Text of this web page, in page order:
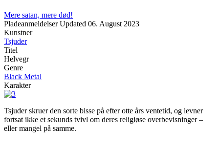
Mere satan, mere død!
Pladeanmeldelser Updated 06. August 2023
Kunstner
Tsjuder
Titel
Helvegr
Genre
Black Metal
Karakter
Tsjuder skruer den sorte bisse på efter otte års ventetid, og levner
fortsat ikke et sekunds tvivl om deres religiøse overbevisninger –
eller mangel på samme.